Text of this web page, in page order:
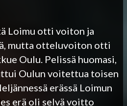
Loimu otti voiton ja
mutta otteluvoiton otti
Oulu. Pelissä huomasi,
Oulun voitettua toisen
erässä Loimun
erä oli selvä voitto